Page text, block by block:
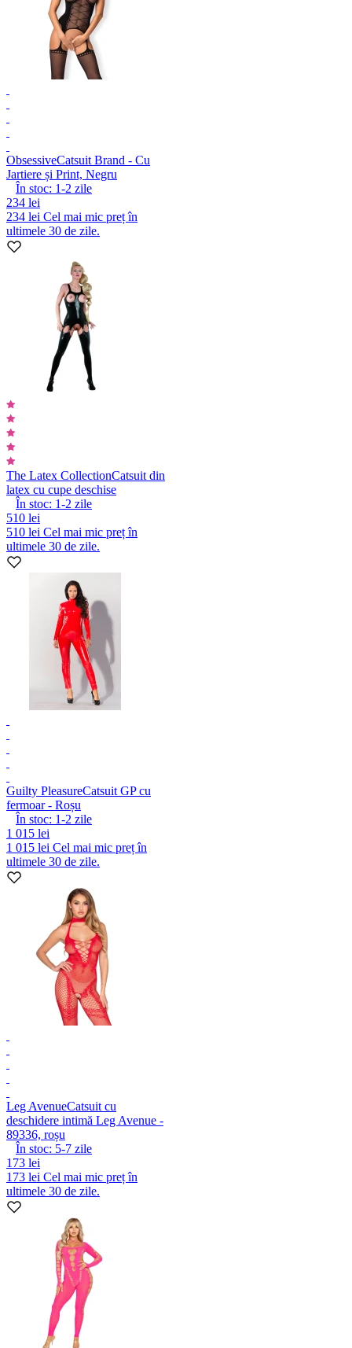
ObsessiveCatsuit Brand - Cu
Jartiere și Print, Negru
În stoc: 1-2 zile
234 lei
234 lei Cel mai mic preț în
ultimele 30 de zile.
The Latex CollectionCatsuit din
latex cu cupe deschise
În stoc: 1-2 zile
510 lei
510 lei Cel mai mic preț în
ultimele 30 de zile.
Guilty PleasureCatsuit GP cu
fermoar - Roșu
În stoc: 1-2 zile
1 015 lei
1 015 lei Cel mai mic preț în
ultimele 30 de zile.
Leg AvenueCatsuit cu
deschidere intimă Leg Avenue -
89336, roșu
În stoc: 5-7 zile
173 lei
173 lei Cel mai mic preț în
ultimele 30 de zile.